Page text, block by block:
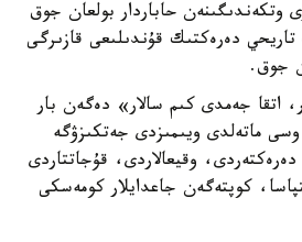
وتكەندىگىنەن حاباردار بولعان جوق
تاريحي دەرەكتىك قۇندىلىعى قازىرگى
جوق.
اتقا جەمدى كىم سالار» دەگەن بار
وسى ماتەلدى ويىمىزدى جەتكىزۋگە
وقيعالاردى، قۇجاتتاردى
كوپتەگەن جاعدايلار كومەسكى